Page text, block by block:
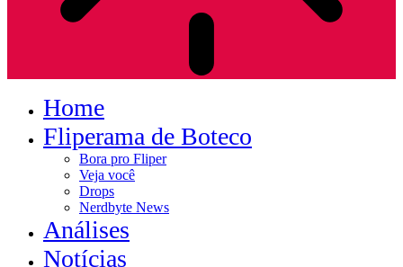
Home
Fliperama de Boteco
Bora pro Fliper
Veja você
Drops
Nerdbyte News
Análises
Notícias